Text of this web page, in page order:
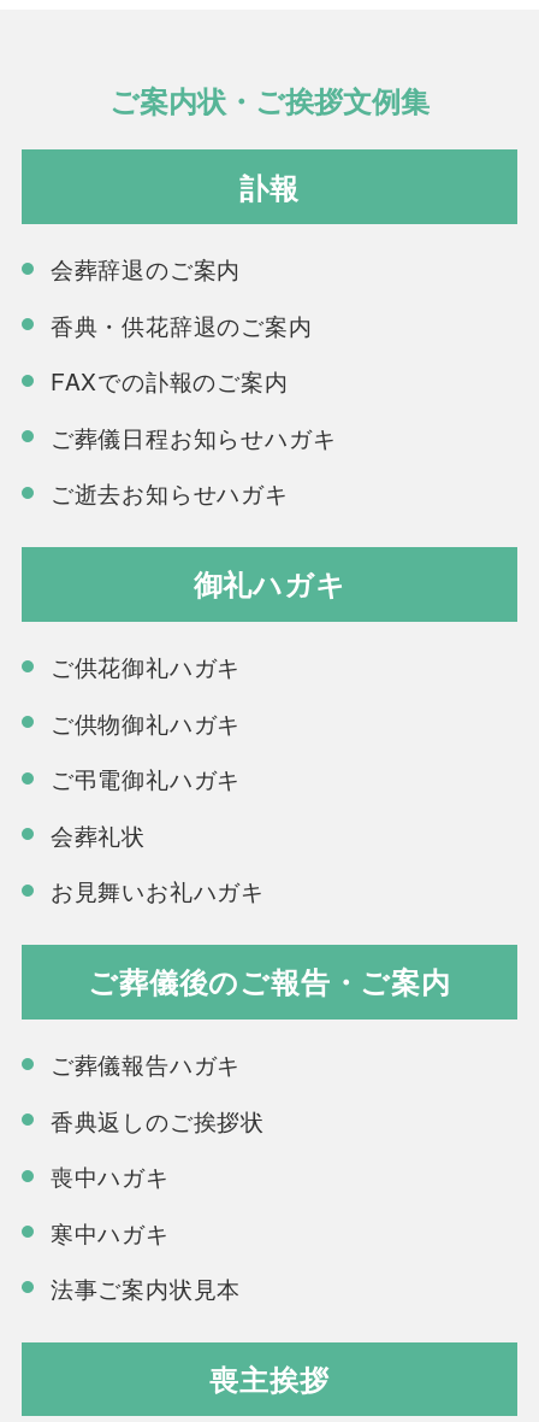
ご案内状・ご挨拶文例集
訃報
会葬辞退のご案内
香典・供花辞退のご案内
FAXでの訃報のご案内
ご葬儀日程お知らせハガキ
ご逝去お知らせハガキ
御礼ハガキ
ご供花御礼ハガキ
ご供物御礼ハガキ
ご弔電御礼ハガキ
会葬礼状
お見舞いお礼ハガキ
ご葬儀後のご報告・ご案内
ご葬儀報告ハガキ
香典返しのご挨拶状
喪中ハガキ
寒中ハガキ
法事ご案内状見本
喪主挨拶